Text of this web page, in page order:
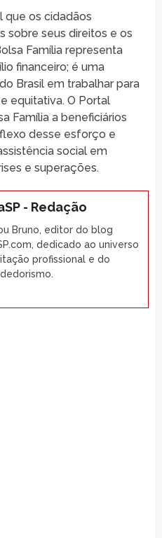
que os cidadãos
sobre seus direitos e os
Família representa
financeiro; é uma
Brasil em trabalhar para
equitativa. O Portal
Família a beneficiários
desse esforço e
social em
e superações.
- Redação
Bruno, editor do blog
dedicado ao universo
profissional e do